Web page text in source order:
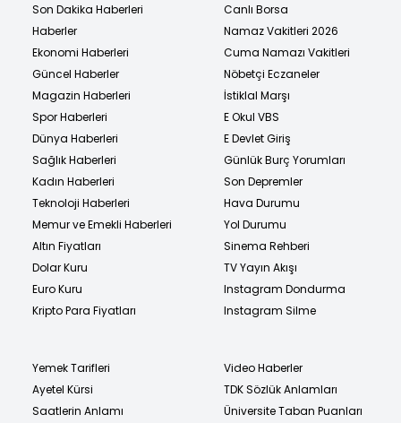
Son Dakika Haberleri
Haberler
Ekonomi Haberleri
Güncel Haberler
Magazin Haberleri
Spor Haberleri
Dünya Haberleri
Sağlık Haberleri
Kadın Haberleri
Teknoloji Haberleri
Memur ve Emekli Haberleri
Altın Fiyatları
Dolar Kuru
Euro Kuru
Kripto Para Fiyatları
Canlı Borsa
Namaz Vakitleri 2026
Cuma Namazı Vakitleri
Nöbetçi Eczaneler
İstiklal Marşı
E Okul VBS
E Devlet Giriş
Günlük Burç Yorumları
Son Depremler
Hava Durumu
Yol Durumu
Sinema Rehberi
TV Yayın Akışı
Instagram Dondurma
Instagram Silme
Yemek Tarifleri
Ayetel Kürsi
Saatlerin Anlamı
Video Haberler
TDK Sözlük Anlamları
Üniversite Taban Puanları